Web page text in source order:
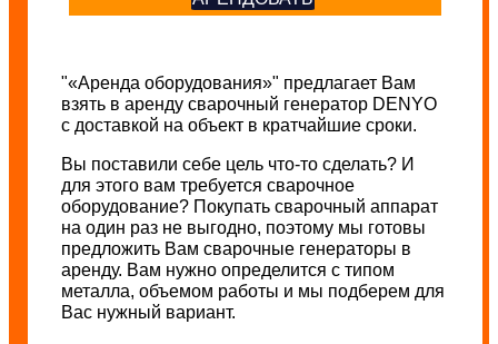
"«Аренда оборудования»" предлагает Вам
взять в аренду сварочный генератор DENYO
с доставкой на объект в кратчайшие сроки.
Вы поставили себе цель что-то сделать? И
для этого вам требуется сварочное
оборудование? Покупать сварочный аппарат
на один раз не выгодно, поэтому мы готовы
предложить Вам сварочные генераторы в
аренду. Вам нужно определится с типом
металла, объемом работы и мы подберем для
Вас нужный вариант.